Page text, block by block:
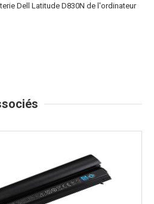
Dell Latitude D830N de l'ordinateur